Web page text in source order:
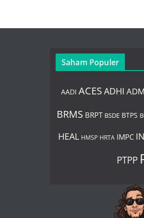
Saham Populer
AADI ACES ADHI
BRMS BRPT BSDE BTPS
HEAL HMSP HRTA IMPC
PTPP